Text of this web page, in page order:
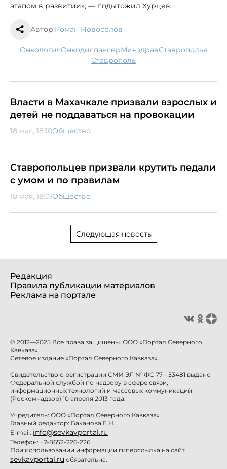
этапом в развитии», — подытожил Хурцев.
Автор:Роман Новоселов
онкология онкодиспансер минздрав Ставрополье
Ставрополь
Власти в Махачкале призвали взрослых и
детей не поддаваться на провокации
18 мая, 18:10Общество
Ставропольцев призвали крутить педали
с умом и по правилам
18 мая, 18:01Общество
Следующая новость
Редакция
Правила публикации материалов
Реклама на портале
© 2012—2025 Все права защищены. ООО «Портал Северного
Кавказа»
Сетевое издание «Портал Северного Кавказа».
Свидетельство о регистрации СМИ ЭЛ № ФС 77 - 53481 выдано
Федеральной службой по надзору в сфере связи,
информационных технологий и массовых коммуникаций
(Роскомнадзор) 10 апреля 2013 года.
Учредитель: ООО «Портал Северного Кавказа»
Главный редактор: Баканова Е.Н.
E-mail: info@sevkavportal.ru
Телефон: +7-8652-226-226
При использовании информации гиперссылка на сайт
sevkavportal.ru обязательна.